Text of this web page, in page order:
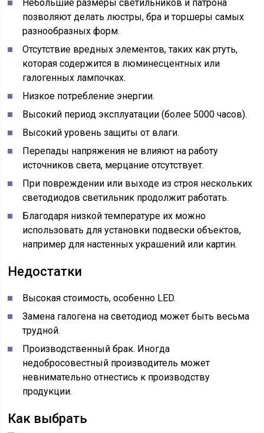
Небольшие размеры светильников и патрона
позволяют делать люстры, бра и торшеры самых
разнообразных форм.
Отсутствие вредных элементов, таких как ртуть,
которая содержится в люминесцентных или
галогенных лампочках.
Низкое потребление энергии.
Высокий период эксплуатации (более 5000 часов).
Высокий уровень защиты от влаги.
Перепады напряжения не влияют на работу
источников света, мерцание отсутствует.
При повреждении или выходе из строя нескольких
светодиодов светильник продолжит работать.
Благодаря низкой температуре их можно
использовать для установки подвески объектов,
например для настенных украшений или картин.
Недостатки
Высокая стоимость, особенно LED.
Замена галогена на светодиод может быть весьма
трудной.
Производственный брак. Иногда
недобросовестный производитель может
невнимательно отнестись к производству
продукции.
Как выбрать